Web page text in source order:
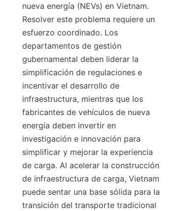
nueva energía (NEVs) en Vietnam.
Resolver este problema requiere un
esfuerzo coordinado. Los
departamentos de gestión
gubernamental deben liderar la
simplificación de regulaciones e
incentivar el desarrollo de
infraestructura, mientras que los
fabricantes de vehículos de nueva
energía deben invertir en
investigación e innovación para
simplificar y mejorar la experiencia
de carga. Al acelerar la construcción
de infraestructura de carga, Vietnam
puede sentar una base sólida para la
transición del transporte tradicional